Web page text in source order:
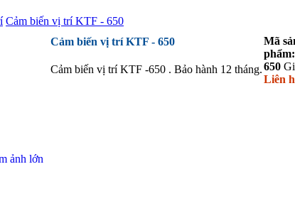
Cảm biến vị trí KTF - 650
ảnh lớn
Cảm biến vị trí KTF - 650
Cảm biến vị trí KTF -650 . Bảo hành 12 tháng.
Mã
650
Liên